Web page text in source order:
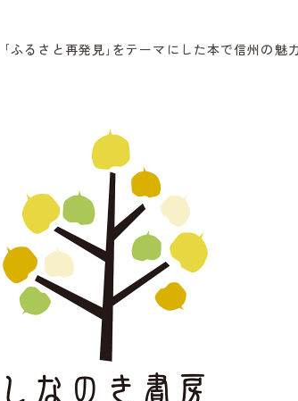
｢ふるさと再発見｣をテーマにした本で信州の魅